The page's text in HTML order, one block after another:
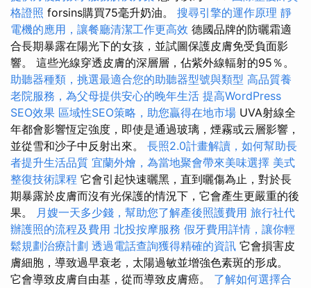
格證照 forsins購買75毫升奶油。 搜尋引擎的運作原理 靜
電機的應用，讓餐廳清潔工作更高效 德國品牌的防曬霜適
合長期暴露在陽光下的女孩，並試圖保護皮膚免受負面影
響。 這些光線穿透皮膚的深層層，佔紫外線輻射的95％。
助聽器種類，挑選最適合您的助聽器型號與類型 高品質養
老院服務，為父母提供安心的晚年生活 提高WordPress
SEO效果 區域性SEO策略，助您贏得在地市場 UVA射線全
年都會影響恆定強度，即使是通過玻璃，煙霧或云層影響，
並從雪和沙子中反射出來。 長照2.0計畫解讀，如何幫助長
者提升生活品質 宜蘭外燴，為當地聚會帶來美味選擇 美式
整復技術課程 它會引起快速曬黑，直到曬傷為止，對於長
期暴露於皮膚而沒有光保護的情況下，它會產生更嚴重的後
果。 月嫂一天多少錢，幫助您了解產後照護費用 旅行社代
辦護照的流程及費用 北投按摩服務 假牙費用詳情，讓你輕
鬆規劃治療計劃 透過電話查詢獲得精確的資訊 它會損害皮
膚細胞，導致過早衰老，太陽過敏並增強色素斑的形成。
它會導致皮膚自由基，從而導致皮膚癌。 了解如何選擇合